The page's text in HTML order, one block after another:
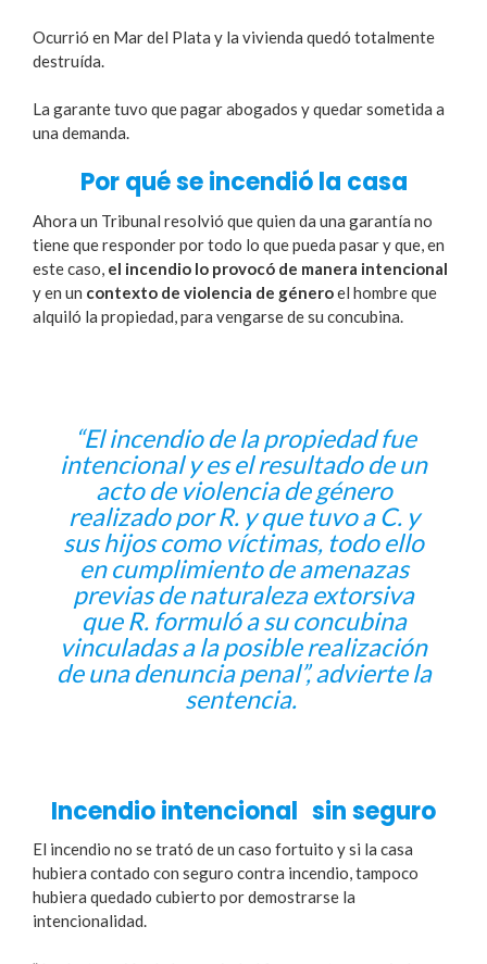
Ocurrió en Mar del Plata y la vivienda quedó totalmente
destruída.
La garante tuvo que pagar abogados y quedar sometida a
una demanda.
Por qué se incendió la casa
Ahora un Tribunal resolvió que quien da una garantía no
tiene que responder por todo lo que pueda pasar y que, en
este caso, el incendio lo provocó de manera intencional
y en un contexto de violencia de géneroel hombre que
alquiló la propiedad, para vengarse de su concubina.
“El incendio de la propiedad fue
intencional y es el resultado de un
acto de violencia de género
realizado por R. y que tuvo a C. y
sus hijos como víctimas, todo ello
en cumplimiento de amenazas
previas de naturaleza extorsiva
que R. formuló a su concubina
vinculadas a la posible realización
de una denuncia penal”, advierte la
sentencia.
Incendio intencional sin seguro
El incendio no se trató de un caso fortuito y si la casa
hubiera contado con seguro contra incendio, tampoco
hubiera quedado cubierto por demostrarse la
intencionalidad.